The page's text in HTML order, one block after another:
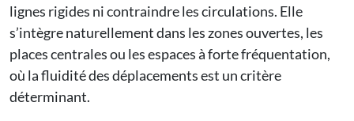
lignes rigides ni contraindre les circulations. Elle
s’intègre naturellement dans les zones ouvertes, les
places centrales ou les espaces à forte fréquentation,
où la fluidité des déplacements est un critère
déterminant.